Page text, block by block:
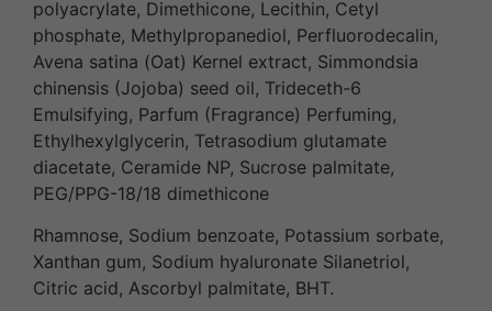
polyacrylate, Dimethicone, Lecithin, Cetyl
phosphate, Methylpropanediol, Perfluorodecalin,
Avena satina (Oat) Kernel extract, Simmondsia
chinensis (Jojoba) seed oil, Trideceth-6
Emulsifying, Parfum (Fragrance) Perfuming,
Ethylhexylglycerin, Tetrasodium glutamate
diacetate, Ceramide NP, Sucrose palmitate,
PEG/PPG-18/18 dimethicone
Rhamnose, Sodium benzoate, Potassium sorbate,
Xanthan gum, Sodium hyaluronate Silanetriol,
Citric acid, Ascorbyl palmitate, BHT.